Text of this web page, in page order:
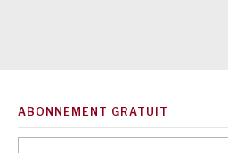
ABONNEMENT GRATUIT